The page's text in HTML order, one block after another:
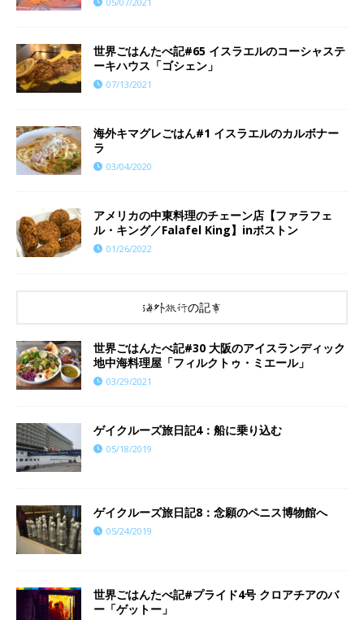
世界ごはんたべ記#65 イスラエルのコーシャステ
ーキハウス「ゴシェン」
07/13/2021
海外キマグレごはん#1 イスラエルのカルボナー
ラ
03/04/2020
アメリカの中東料理のチェーン店【ファラフェ
ル・キング／Falafel King】inボストン
01/26/2022
海外旅行の記事
世界ごはんたべ記#30 大阪のアイスランディック
地中海料理屋「フィルクトゥ・ミエール」
03/29/2021
ゲイクルーズ旅日記4：船に乗り込む
05/18/2019
ゲイクルーズ旅日記8：念願のペニス博物館へ
05/24/2019
世界ごはんたべ記#プライド4号 クロアチアのバ
ー「ゲットー」